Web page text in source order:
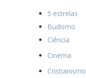
5 estrelas
Budismo
Ciência
Cinema
Cristianismo